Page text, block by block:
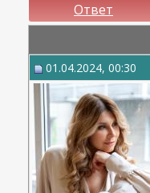
Ответ
01.04.2024, 00:30